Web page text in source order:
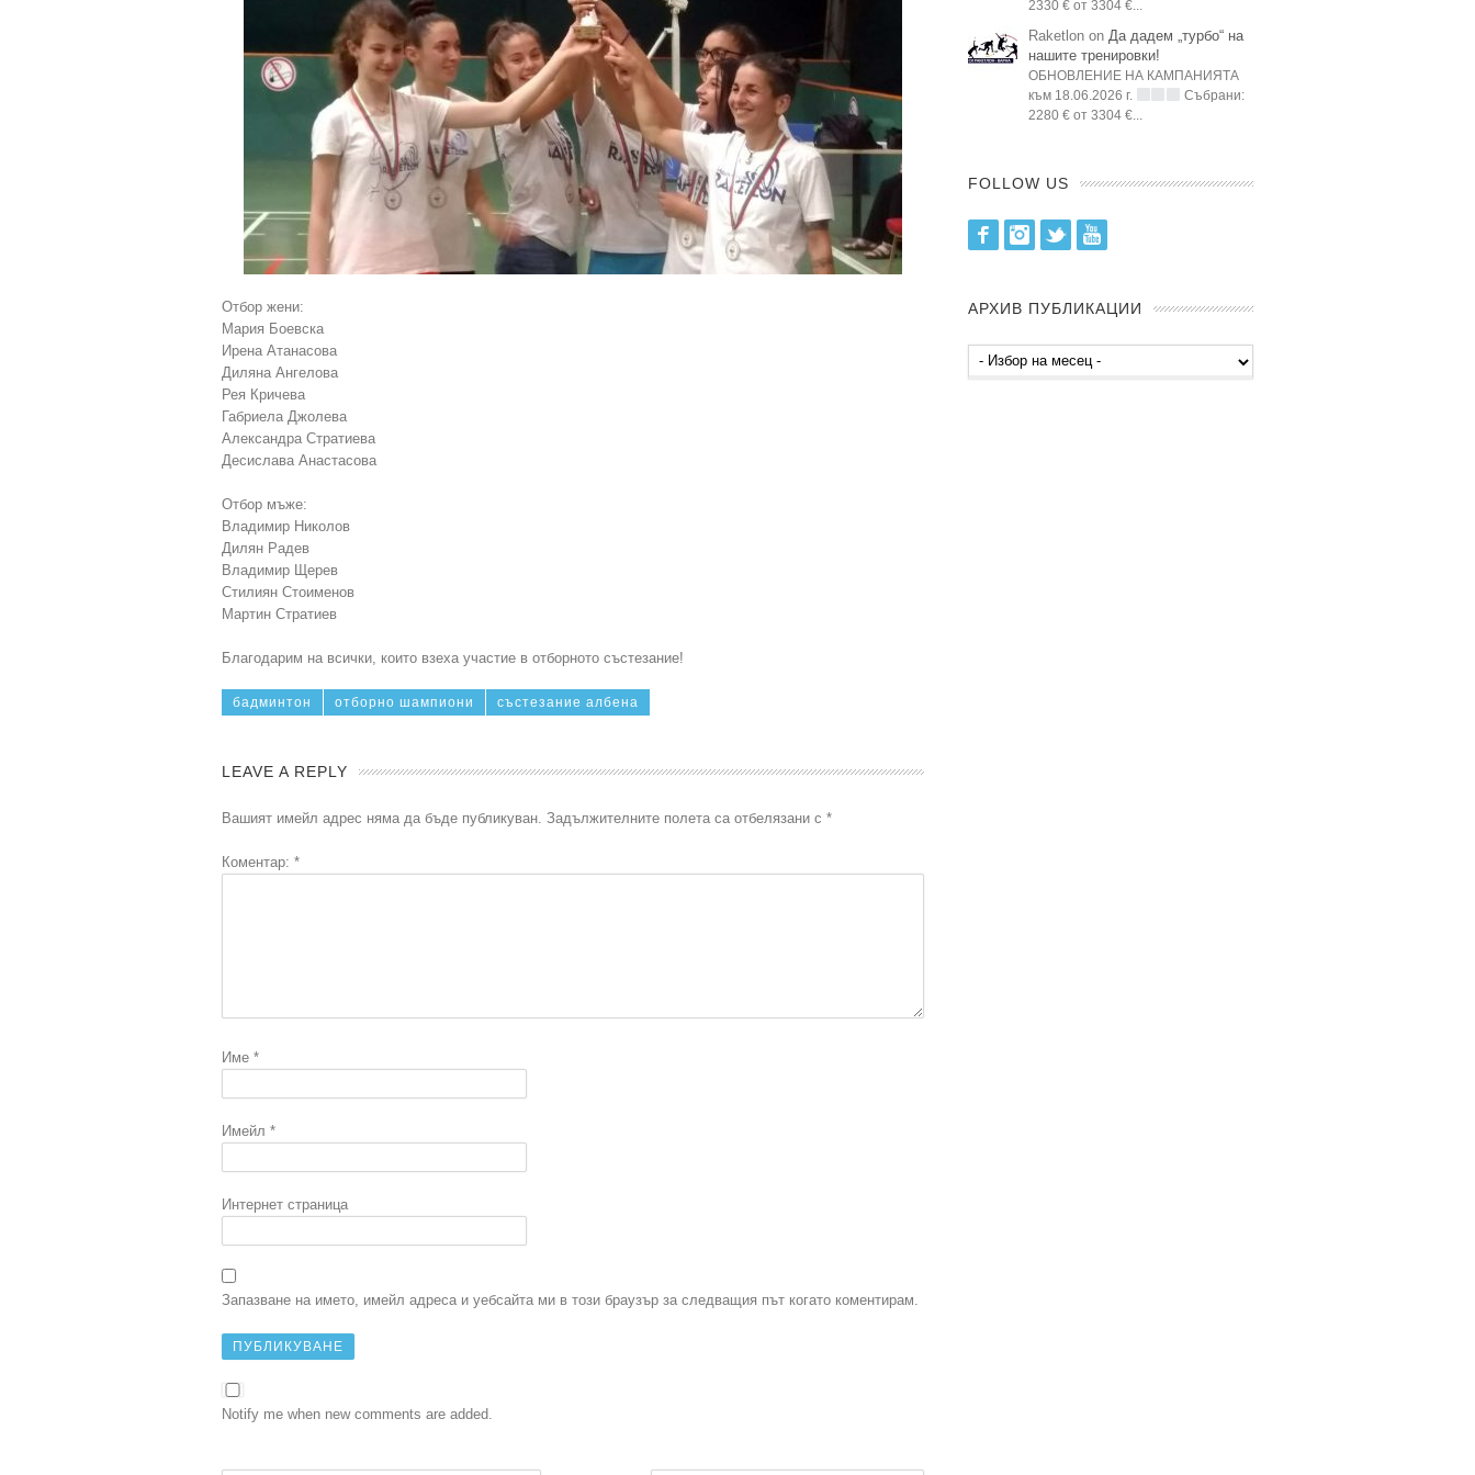
Отбор жени:
Мария Боевска
Ирена Атанасова
Диляна Ангелова
Рея Кричева
Габриела Джолева
Александра Стратиевa
Десислава Анастасова
Отбор мъже:
Владимир Николов
Дилян Радев
Владимир Щерев
Стилиян Стоименов
Мартин Стратиев
Благодарим на всички, които взеха участие в отборното състезание!
бадминтон отборно шампиони състезание албена
LEAVE A REPLY
Вашият имейл адрес няма да бъде публикуван. Задължителните полета са отбелязани с *
Коментар: *
Име *
Имейл *
Интернет страница
Запазване на името, имейл адреса и уебсайта ми в този браузър за следващия път когато коментирам.
Notify me when new comments are added.
2330 € от 3304 €...
Raketlon on Да дадем „турбо“ на
нашите тренировки!
ОБНОВЛЕНИЕ НА КАМПАНИЯТА
към 18.06.2026 г.
Събрани:
2280 € от 3304 €...
FOLLOW US
FacebookInstagram
Twitter
АРХИВ ПУБЛИКАЦИИ
Архив
публикации